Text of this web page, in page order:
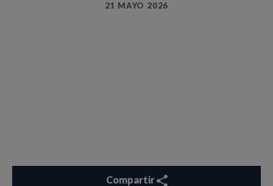
21 MAYO 2026
Compartir